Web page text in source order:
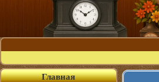
Главная